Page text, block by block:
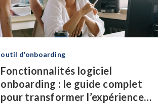
outil d'onboarding
Fonctionnalités logiciel
onboarding : le guide complet
pour transformer l’expérience…